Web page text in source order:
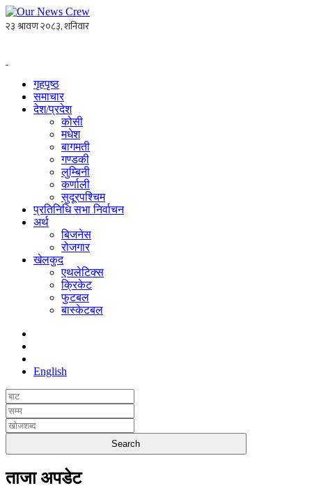
गृहपृष्ठ
समाचार
देश/प्रदेश
कोसी
मधेश
बागमती
गण्डकी
लुम्बिनी
कर्णाली
सुदूरपश्चिम
प्रतिनिधि सभा निर्वाचन
अर्थ
बिजनेस
रोजगार
खेलकुद
एथलेटिक्स
क्रिकेट
फुटबल
बास्केटबल
English
ताजा अपडेट